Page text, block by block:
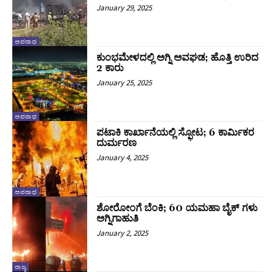
ಅಪರಾಧ
January 29, 2025
ಅಪರಾಧ
ಕುಂಭಮೇಳದಲ್ಲಿ ಅಗ್ನಿ ಅವಘಡ; ಹೊತ್ತಿ ಉರಿದ
2 ಕಾರು
January 25, 2025
ಅಪರಾಧ
ಪಟಾಕಿ ಕಾರ್ಖಾನೆಯಲ್ಲಿ ಸ್ಫೋಟ; 6 ಕಾರ್ಮಿಕರ
ದುರ್ಮರಣ
January 4, 2025
ರಾಜ್ಯ
ಶೋರೋಂಗೆ ಬೆಂಕಿ; 60 ಯಮಹಾ ಬೈಕ್ ಗಳು
ಅಗ್ನಿಗಾಹುತಿ
January 2, 2025